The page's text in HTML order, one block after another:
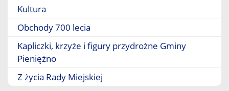
Kultura
Obchody 700 lecia
Kapliczki, krzyże i figury przydrożne Gminy
Pieniężno
Z życia Rady Miejskiej